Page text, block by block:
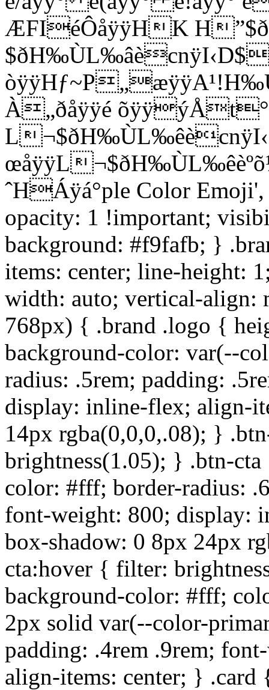
ÆFIéÔåÿÿHK
À„ðåÿÿé
ˆHÁÿá°ple Color
opacity: 1 !important;
background: #f9fafb; }
items: center; line-height:
width: auto; vertical-align:
768px) { .brand .logo {
background-color: var(--
radius: .5rem; padding:
display: inline-flex; align-
14px rgba(0,0,0,.08); }
brightness(1.05); } .btn-
color: #fff; border-radius:
font-weight: 800; display:
box-shadow: 0 8px 24px
cta:hover { filter:
background-color: #fff;
2px solid var(--color-
padding: .4rem .9rem;
align-items: center; } .card